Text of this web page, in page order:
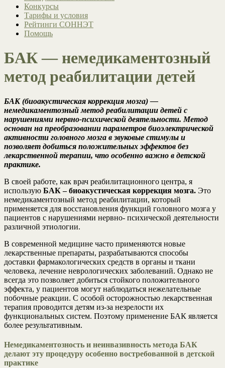
Конкурсы
Тарифы и условия
Рейтинги СОННЭТ
Помощь
БАК — немедикаментозный
метод реабилитации детей
БАК (биоакустическая коррекция мозга) —
немедикаментозный метод реабилитации детей с
нарушениями нервно-психической деятельности. Метод
основан на преобразовании параметров биоэлектрической
активности головного мозга в звуковые стимулы и
позволяет добиться положительных эффектов без
лекарственной терапии, что особенно важно в детской
практике.
В своей работе, как врач реабилитационного центра, я
использую БАК – биоакустическая коррекция мозга. Это
немедикаментозный метод реабилитации, который
применяется для восстановления функций головного мозга у
пациентов с нарушениями нервно- психической деятельности
различной этиологии.
В современной медицине часто применяются новые
лекарственные препараты, разрабатываются способы
доставки фармакологических средств в органы и ткани
человека, лечение неврологических заболеваний. Однако не
всегда это позволяет добиться стойкого положительного
эффекта, у пациентов могут наблюдаться нежелательные
побочные реакции. С особой осторожностью лекарственная
терапия проводится детям из-за незрелости их
функциональных систем. Поэтому применение БАК является
более результативным.
Немедикаментозность и неинвазивность метода БАК
делают эту процедуру особенно востребованной в детской
практике